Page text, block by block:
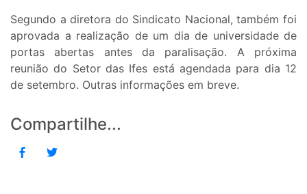
Segundo a diretora do Sindicato Nacional, também foi
aprovada a realização de um dia de universidade de
portas abertas antes da paralisação. A próxima
reunião do Setor das Ifes está agendada para dia 12
de setembro. Outras informações em breve.
Compartilhe...